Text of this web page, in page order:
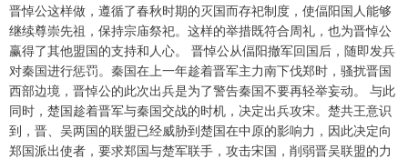
晋悼公这样做，遵循了春秋时期的灭国而存祀制度，使偪阳国人能够
继续尊崇先祖，保持宗庙祭祀。这样的举措既符合周礼，也为晋悼公
赢得了其他盟国的支持和人心。 晋悼公从偪阳撤军回国后，随即发兵
对秦国进行惩罚。秦国在上一年趁着晋军主力南下伐郑时，骚扰晋国
西部边境，晋悼公的此次出兵是为了警告秦国不要再轻举妄动。 与此
同时，楚国趁着晋军与秦国交战的时机，决定出兵攻宋。楚共王意识
到，晋、吴两国的联盟已经威胁到楚国在中原的影响力，因此决定向
郑国派出使者，要求郑国与楚军联手，攻击宋国，削弱晋吴联盟的力